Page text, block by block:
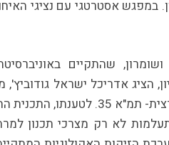
במפגש אסטרטגי עם נציגי
שהתקיים
הציג אדריכל ישראל
ביקורת עקרונית על תכנית המתאר
לא רק מצרכי תכנון